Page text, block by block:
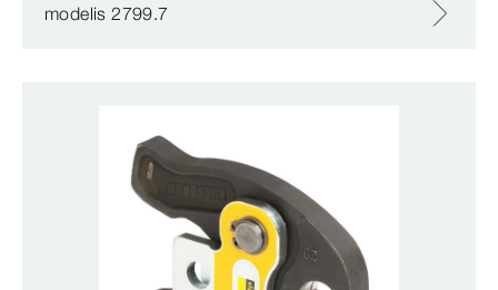
modelis 2799.7